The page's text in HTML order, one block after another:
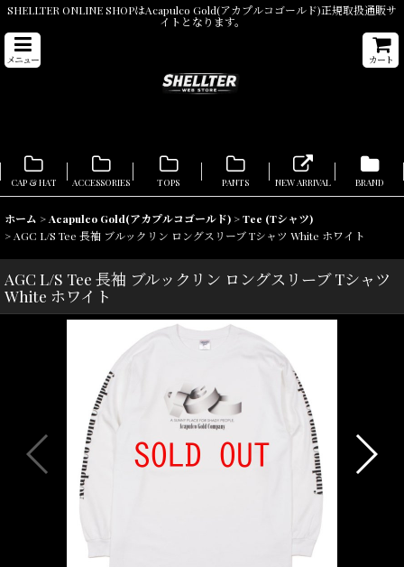
SHELLTER ONLINE SHOPはAcapulco Gold(アカプルコゴールド)正規取扱通販サ
イトとなります。
メニュー カート
CAP & HAT ACCESSORIES TOPS PANTS NEW ARRIVAL BRAND
ホーム >Acapulco Gold(アカプルコゴールド) >Tee (Tシャツ)
> AGC L/S Tee 長袖 ブルックリン ロングスリーブ Tシャツ White ホワイト
AGC L/S Tee 長袖 ブルックリン ロングスリーブ Tシャツ
White ホワイト